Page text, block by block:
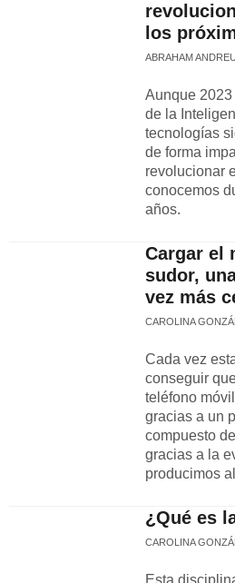
los
ABRAHAM ANDREU
Aunque
de la
tecnologías
de forma
revolucionar
conocemos
años.
Cargar el
sudor,
vez más
CAROLINA
Cada vez
conseguir
teléfono
gracias a un
compuesto
gracias a la
producimos
¿Qué es
CAROLINA
Esta